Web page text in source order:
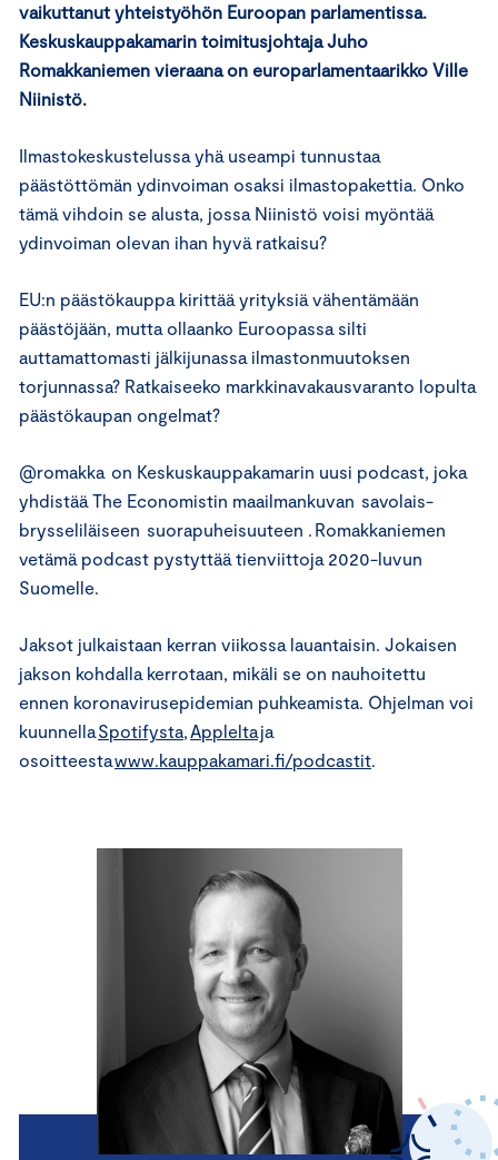
vaikuttanut yhteistyöhön Euroopan parlamentissa.
Keskuskauppakamarin toimitusjohtaja Juho
Romakkaniemen vieraana on europarlamentaarikko Ville
Niinistö.
Ilmastokeskustelussa yhä useampi tunnustaa
päästöttömän ydinvoiman osaksi ilmastopakettia. Onko
tämä vihdoin se alusta, jossa Niinistö voisi myöntää
ydinvoiman olevan ihan hyvä ratkaisu?
EU:n päästökauppa kirittää yrityksiä vähentämään
päästöjään, mutta ollaanko Euroopassa silti
auttamattomasti jälkijunassa ilmastonmuutoksen
torjunnassa? Ratkaiseeko markkinavakausvaranto lopulta
päästökaupan ongelmat?
@romakka on Keskuskauppakamarin uusi podcast, joka
yhdistää The Economistin maailmankuvan savolais-
brysseliläiseen suorapuheisuuteen . Romakkaniemen
vetämä podcast pystyttää tienviittoja 2020-luvun
Suomelle.
Jaksot julkaistaan kerran viikossa lauantaisin. Jokaisen
jakson kohdalla kerrotaan, mikäli se on nauhoitettu
ennen koronavirusepidemian puhkeamista. Ohjelman voi
kuunnellaSpotifysta,Appleltaja
osoitteestawww.kauppakamari.fi/podcastit.